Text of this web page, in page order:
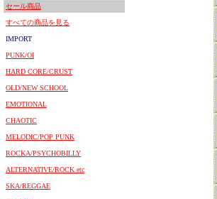
セール商品
すべての商品を見る
IMPORT
PUNK/OI
HARD CORE/CRUST
OLD/NEW SCHOOL
EMOTIONAL
CHAOTIC
MELODIC/POP PUNK
ROCKA/PSYCHOBILLY
ALTERNATIVE/ROCK etc
SKA/REGGAE